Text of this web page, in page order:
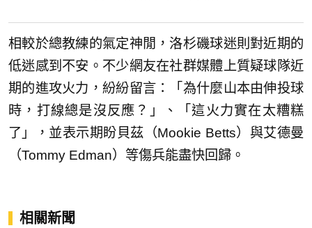
相較於總教練的氣定神閒，洛杉磯球迷則對近期的
低迷感到不安。不少網友在社群媒體上質疑球隊近
期的進攻火力，紛紛留言：「為什麼山本由伸投球
時，打線總是沒反應？」、「這火力實在太糟糕
了」，並表示期盼貝茲（Mookie Betts）與艾德曼
（Tommy Edman）等傷兵能盡快回歸。
相關新聞